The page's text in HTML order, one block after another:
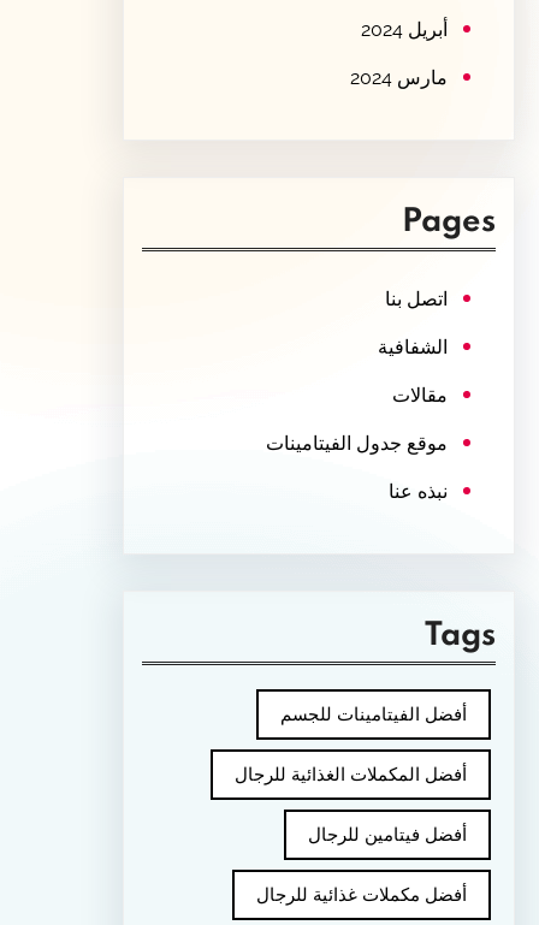
أبريل 2024
مارس 2024
Pages
اتصل بنا
الشفافية
مقالات
موقع جدول الفيتامينات
نبذه عنا
Tags
أفضل الفيتامينات للجسم
أفضل المكملات الغذائية للرجال
أفضل فيتامين للرجال
أفضل مكملات غذائية للرجال